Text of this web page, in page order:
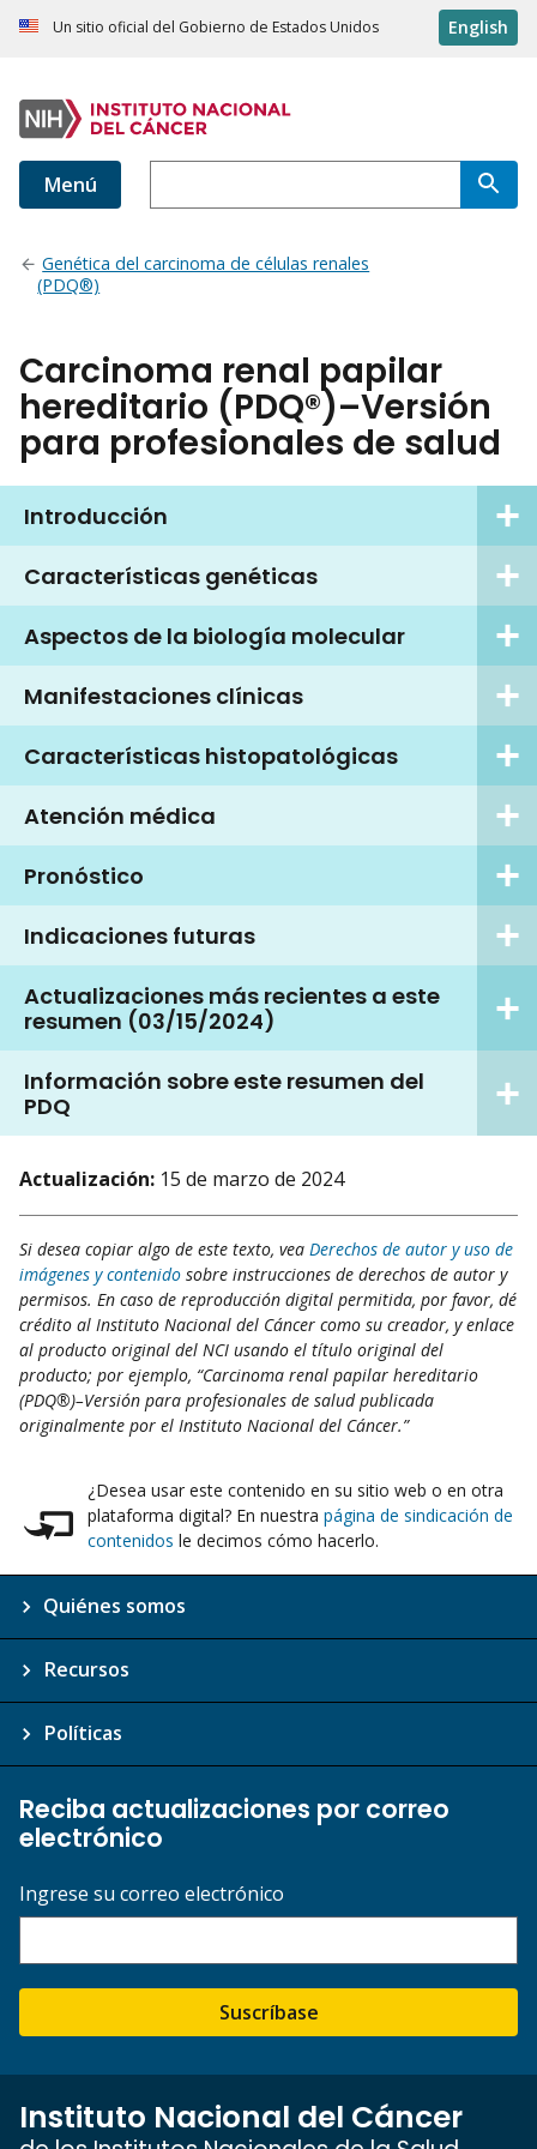
Un sitio oficial del Gobierno de Estados Unidos English
Menú
Genética del carcinoma de células renales
(PDQ®)
Carcinoma renal papilar
hereditario (PDQ®)–Versión
para profesionales de salud
Introducción
Características genéticas
Aspectos de la biología molecular
Manifestaciones clínicas
Características histopatológicas
Atención médica
Pronóstico
Indicaciones futuras
Actualizaciones más recientes a este
resumen (03/15/2024)
Información sobre este resumen del
PDQ
Actualización: 15 de marzo de 2024
Si desea copiar algo de este texto, vea Derechos de autor y uso de
imágenes y contenido sobre instrucciones de derechos de autor y
permisos. En caso de reproducción digital permitida, por favor, dé
crédito al Instituto Nacional del Cáncer como su creador, y enlace
al producto original del NCI usando el título original del
producto; por ejemplo, “Carcinoma renal papilar hereditario
(PDQ®)–Versión para profesionales de salud publicada
originalmente por el Instituto Nacional del Cáncer.”
¿Desea usar este contenido en su sitio web o en otra
plataforma digital? En nuestra página de sindicación de
contenidos le decimos cómo hacerlo.
Quiénes somos
Recursos
Políticas
Reciba actualizaciones por correo
electrónico
Ingrese su correo electrónico
Suscríbase
Instituto Nacional del Cáncer